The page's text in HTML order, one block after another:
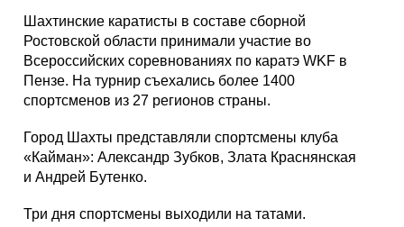
Фотогалерея
Шахтинские каратисты в составе сборной
Ростовской области принимали участие во
Всероссийских соревнованиях по каратэ WKF в
Пензе. На турнир съехались более 1400
спортсменов из 27 регионов страны.
Город Шахты представляли спортсмены клуба
«Кайман»: Александр Зубков, Злата Краснянская
и Андрей Бутенко.
Три дня спортсмены выходили на татами.